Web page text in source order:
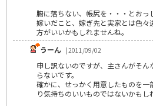
腑に落ちない、帳尻を・・・とおっ
嫁いだこと、嫁ぎ先と実家とは色々
方がいいかもしれませんね。
うーん | 2011/09/02
申し訳ないのですが、主さんがそ
らないです。
確かに、せっかく用意したものを一
り気持ちのいいものではないかもし